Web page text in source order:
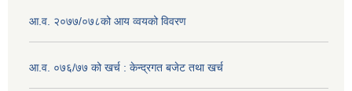
आ.व. २०७७/०७८को आय व्वयको विवरण
आ.व. ०७६/७७ को खर्च : केन्द्रगत बजेट तथा खर्च